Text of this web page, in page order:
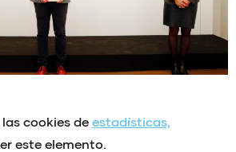
cookies de estadísticas,
este elemento.